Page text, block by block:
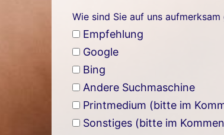
Wie sind Sie auf uns
Empfehlung
Google
Bing
Andere Suchmaschine
Printmedium (bitte im
Sonstiges (bitte im